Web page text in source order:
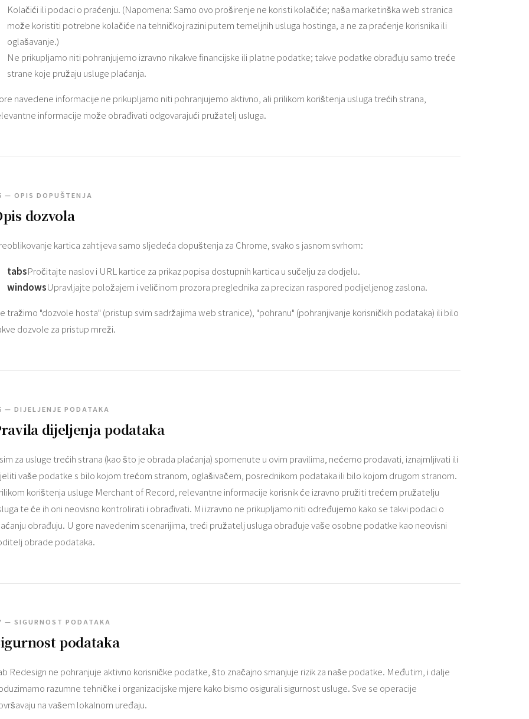
Kolačići ili podaci o praćenju. (Napomena: Samo ovo proširenje ne koristi kolačiće; naša marketinška web stranica
može koristiti potrebne kolačiće na tehničkoj razini putem temeljnih usluga hostinga, a ne za praćenje korisnika ili
oglašavanje.)
Ne prikupljamo niti pohranjujemo izravno nikakve financijske ili platne podatke; takve podatke obrađuju samo treće
strane koje pružaju usluge plaćanja.
navedene informacije ne prikupljamo niti pohranjujemo aktivno, ali prilikom korištenja usluga trećih strana,
informacije može obrađivati ​​odgovarajući pružatelj usluga.
— OPIS DOPUŠTENJA
dozvola
kartica zahtijeva samo sljedeća dopuštenja za Chrome, svako s jasnom svrhom:
tabsPročitajte naslov i URL kartice za prikaz popisa dostupnih kartica u sučelju za dodjelu.
windowsUpravljajte položajem i veličinom prozora preglednika za precizan raspored podijeljenog zaslona.
tražimo "dozvole hosta" (pristup svim sadržajima web stranice), "pohranu" (pohranjivanje korisničkih podataka) ili bilo
dozvole za pristup mreži.
— DIJELJENJE PODATAKA
dijeljenja podataka
za usluge trećih strana (kao što je obrada plaćanja) spomenute u ovim pravilima, nećemo prodavati, iznajmljivati ​​ili
vaše podatke s bilo kojom trećom stranom, oglašivačem, posrednikom podataka ili bilo kojom drugom stranom.
korištenja usluge Merchant of Record, relevantne informacije korisnik će izravno pružiti trećem pružatelju
te će ih oni neovisno kontrolirati i obrađivati. Mi izravno ne prikupljamo niti određujemo kako se takvi podaci o
obrađuju. U gore navedenim scenarijima, treći pružatelj usluga obrađuje vaše osobne podatke kao neovisni
obrade podataka.
— SIGURNOST PODATAKA
podataka
Redesign ne pohranjuje aktivno korisničke podatke, što značajno smanjuje rizik za naše podatke. Međutim, i dalje
razumne tehničke i organizacijske mjere kako bismo osigurali sigurnost usluge. Sve se operacije
na vašem lokalnom uređaju.